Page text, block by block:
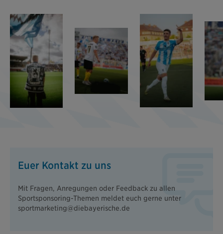
Euer Kontakt zu uns
Mit Fragen, Anregungen oder Feedback zu allen
Sportsponsoring-Themen meldet euch gerne unter
sportmarketing@diebayerische.de